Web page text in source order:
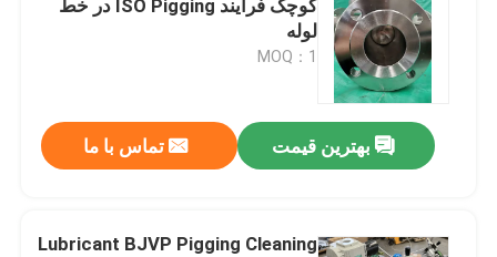
کوچک فرآیند ISO Pigging در خط
لوله
MOQ：1
بهترین قیمت تماس با ما
Lubricant BJVP Pigging Cleaning